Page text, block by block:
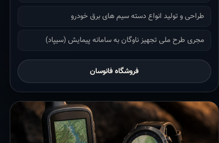
طراحی و تولید انواع دسته سیم های برق خودرو
مجری طرح ملی تجهیز ناوگان به سامانه پیمایش (سیپاد)
فروشگاه فانوسان